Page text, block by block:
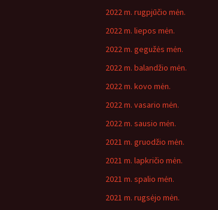
2022 m. rugpjūčio mėn.
2022 m. liepos mėn.
2022 m. gegužės mėn.
2022 m. balandžio mėn.
2022 m. kovo mėn.
2022 m. vasario mėn.
2022 m. sausio mėn.
2021 m. gruodžio mėn.
2021 m. lapkričio mėn.
2021 m. spalio mėn.
2021 m. rugsėjo mėn.